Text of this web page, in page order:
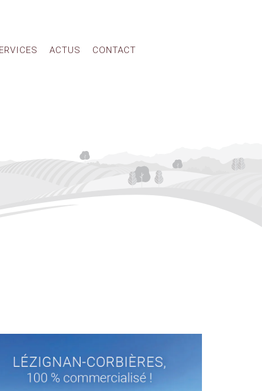
ACTUS CONTACT